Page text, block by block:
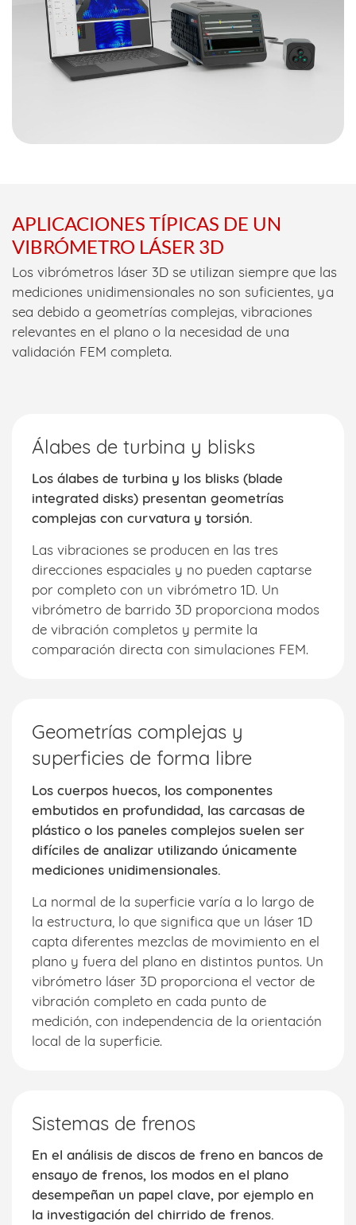
APLICACIONES TÍPICAS DE UN
VIBRÓMETRO LÁSER 3D
Los vibrómetros láser 3D se utilizan siempre que las
mediciones unidimensionales no son suficientes, ya
sea debido a geometrías complejas, vibraciones
relevantes en el plano o la necesidad de una
validación FEM completa.
Álabes de turbina y blisks
Los álabes de turbina y los blisks (blade
integrated disks) presentan geometrías
complejas con curvatura y torsión.
Las vibraciones se producen en las tres
direcciones espaciales y no pueden captarse
por completo con un vibrómetro 1D. Un
vibrómetro de barrido 3D proporciona modos
de vibración completos y permite la
comparación directa con simulaciones FEM.
Geometrías complejas y
superficies de forma libre
Los cuerpos huecos, los componentes
embutidos en profundidad, las carcasas de
plástico o los paneles complejos suelen ser
difíciles de analizar utilizando únicamente
mediciones unidimensionales.
La normal de la superficie varía a lo largo de
la estructura, lo que significa que un láser 1D
capta diferentes mezclas de movimiento en el
plano y fuera del plano en distintos puntos. Un
vibrómetro láser 3D proporciona el vector de
vibración completo en cada punto de
medición, con independencia de la orientación
local de la superficie.
Sistemas de frenos
En el análisis de discos de freno en bancos de
ensayo de frenos, los modos en el plano
desempeñan un papel clave, por ejemplo en
la investigación del chirrido de frenos.